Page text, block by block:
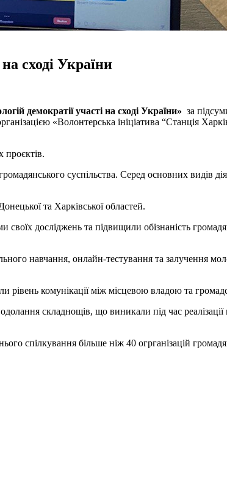
сході України
демократії участі на сході України» за
«Волонтерська ініціатива “Станція
проєктів.
суспільства. Серед основних видів
та Харківської областей.
своїх досліджень та підвищили обізнаність
навчання, онлайн-тестування та залучення
комунікації між місцевою владою та
складнощів, що виникали під час реалізації
спілкування більше ніж 40 огрганізацій